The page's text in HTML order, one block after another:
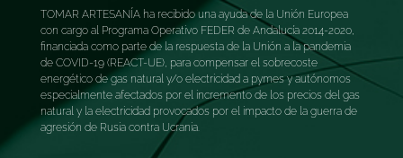
TOMAR ARTESANÍA ha recibido una ayuda de la Unión Europea
con cargo al Programa Operativo FEDER de Andalucía 2014-2020,
financiada como parte de la respuesta de la Unión a la pandemia
de COVID-19 (REACT-UE), para compensar el sobrecoste
energético de gas natural y/o electricidad a pymes y autónomos
especialmente afectados por el incremento de los precios del gas
natural y la electricidad provocados por el impacto de la guerra de
agresión de Rusia contra Ucrania.